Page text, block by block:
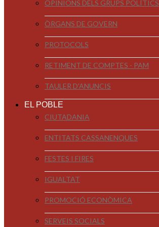
OPINIONS DELS GRUPS POLÍTICS
ÒRGANS DE GOVERN
PROTOCOLS
RETIMENT DE COMPTES - PAM
TAULER D'ANUNCIS
EL POBLE
CIUTADANIA
ENTITATS CASSANENQUES
FESTES I FIRES
IGUALTAT
PROMOCIÓ ECONÒMICA
SERVEIS SOCIALS